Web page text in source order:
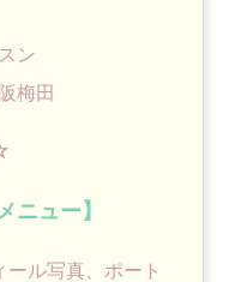
ン
梅田
ニュー】
ル写真、ポート